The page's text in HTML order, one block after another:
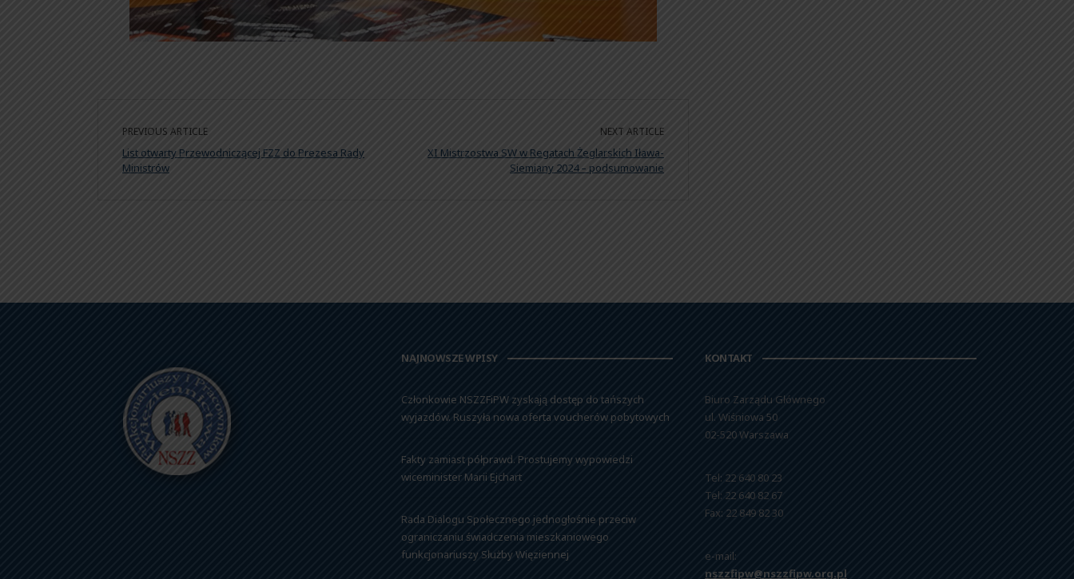
PREVIOUS ARTICLE
List otwarty Przewodniczącej FZZ do Prezesa Rady
Ministrów
NEXT ARTICLE
XI Mistrzostwa SW w Regatach Żeglarskich Iława-
Siemiany 2024 – podsumowanie
NAJNOWSZE WPISY
Członkowie NSZZFiPW zyskają dostęp do tańszych
wyjazdów. Ruszyła nowa oferta voucherów pobytowych
Fakty zamiast półprawd. Prostujemy wypowiedzi
wiceminister Marii Ejchart
Rada Dialogu Społecznego jednogłośnie przeciw
ograniczaniu świadczenia mieszkaniowego
funkcjonariuszy Służby Więziennej
KONTAKT
Biuro Zarządu Głównego
ul. Wiśniowa 50
02-520 Warszawa
Tel: 22 640 80 23
Tel: 22 640 82 67
Fax: 22 849 82 30
e-mail:
nszzfipw@nszzfipw.org.pl